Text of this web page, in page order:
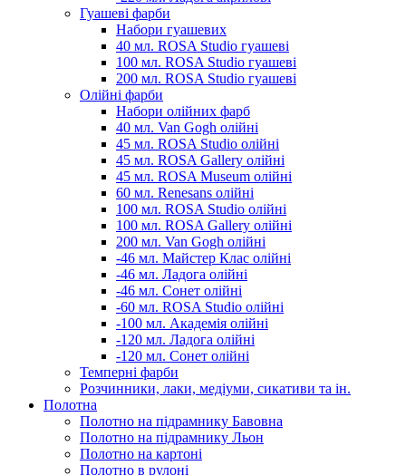
Гуашеві фарби
Набори гуашевих
40 мл. ROSA Studio гуашеві
100 мл. ROSA Studio гуашеві
200 мл. ROSA Studio гуашеві
Олійні фарби
Набори олійних фарб
40 мл. Van Gogh олійні
45 мл. ROSA Studio олійні
45 мл. ROSA Gallery олійні
45 мл. ROSA Museum олійні
60 мл. Renesans олійні
100 мл. ROSA Studio олійні
100 мл. ROSA Gallery олійні
200 мл. Van Gogh олійні
-46 мл. Майстер Клас олійні
-46 мл. Ладога олійні
-46 мл. Сонет олійні
-60 мл. ROSA Studio олійні
-100 мл. Академія олійні
-120 мл. Ладога олійні
-120 мл. Сонет олійні
Темперні фарби
Розчинники, лаки, медіуми, сикативи та ін.
Полотна
Полотно на підрамнику Бавовна
Полотно на підрамнику Льон
Полотно на картоні
Полотно в рулоні